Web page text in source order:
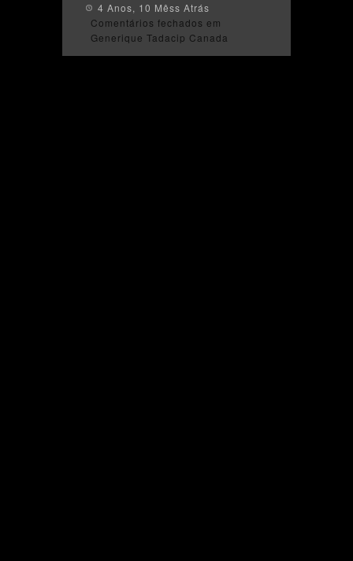
4 Anos, 10 Mêss Atrás
Comentários fechados em
Generique Tadacip Canada